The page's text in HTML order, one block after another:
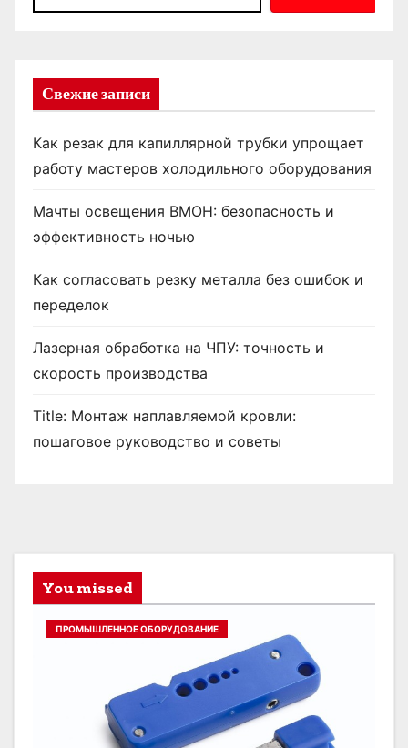
Свежие записи
Как резак для капиллярной трубки упрощает
работу мастеров холодильного оборудования
Мачты освещения ВМОН: безопасность и
эффективность ночью
Как согласовать резку металла без ошибок и
переделок
Лазерная обработка на ЧПУ: точность и
скорость производства
Title: Монтаж наплавляемой кровли:
пошаговое руководство и советы
You missed
ПРОМЫШЛЕННОЕ ОБОРУДОВАНИЕ